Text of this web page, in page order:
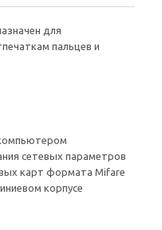
для
пальцев и
сетевых параметров
карт формата Mifare
корпусе